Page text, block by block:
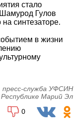
стало
Гулов
синтезаторе.
в жизни
пресс-служба УФСИН
Марий Эл
0